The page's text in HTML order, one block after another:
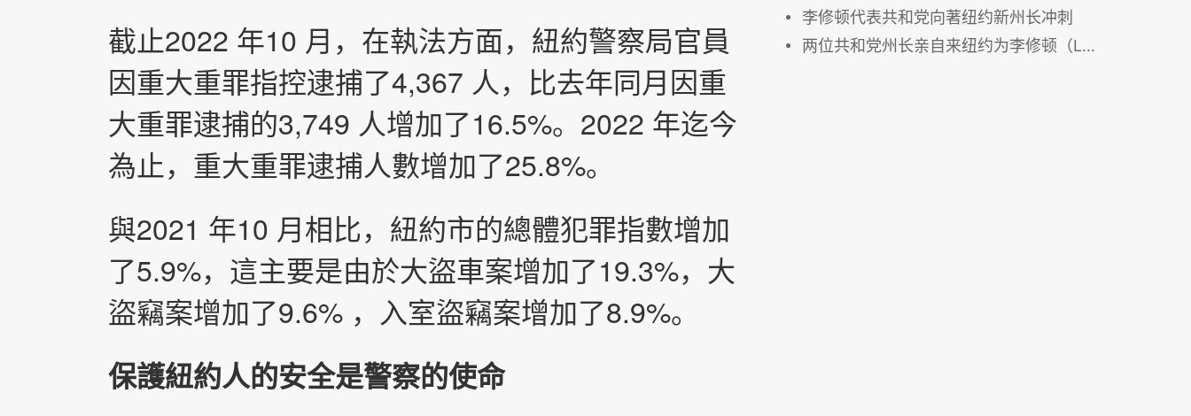
截止2022 年10 月，在執法方面，紐約警察局官員
因重大重罪指控逮捕了4,367 人，比去年同月因重
大重罪逮捕的3,749 人增加了16.5%。2022 年迄今
為止，重大重罪逮捕人數增加了25.8%。
與2021 年10 月相比，紐約市的總體犯罪指數增加
了5.9%，這主要是由於大盜車案增加了19.3%，大
盜竊案增加了9.6% ，入室盜竊案增加了8.9%。
保護紐約人的安全是警察的使命
李修顿代表共和党向著纽约新州长冲刺
两位共和党州长亲自来纽约为李修顿（Lee Zeldin）拉票